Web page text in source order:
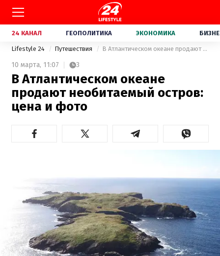
24 КАНАЛ ГЕОПОЛИТИКА ЭКОНОМИКА
Lifestyle 24 Путешествия В Атлантическом океане продают необитаемый остров: цена и фото
10 марта, 11:07 3
В Атлантическом океане
продают необитаемый остров:
цена и фото